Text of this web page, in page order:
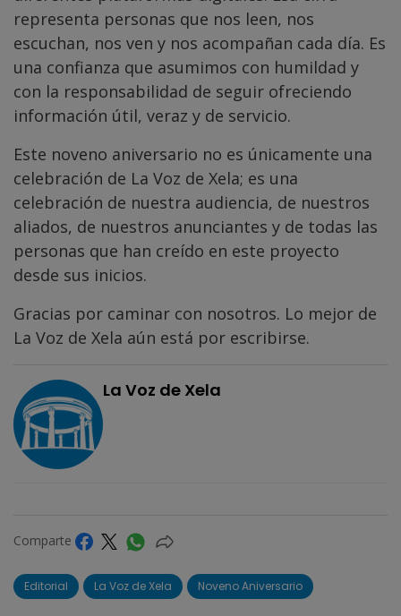
representa personas que nos leen, nos
escuchan, nos ven y nos acompañan cada día. Es
una confianza que asumimos con humildad y
con la responsabilidad de seguir ofreciendo
información útil, veraz y de servicio.
Este noveno aniversario no es únicamente una
celebración de La Voz de Xela; es una
celebración de nuestra audiencia, de nuestros
aliados, de nuestros anunciantes y de todas las
personas que han creído en este proyecto
desde sus inicios.
Gracias por caminar con nosotros. Lo mejor de
La Voz de Xela aún está por escribirse.
La Voz de Xela
Comparte
Editorial La Voz de Xela Noveno Aniversario